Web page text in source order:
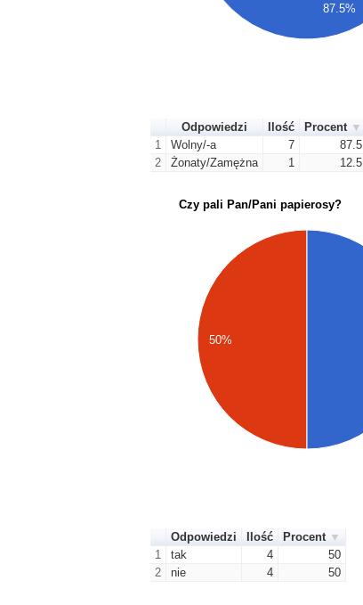
87.5%
Odpowiedzi Ilość
Procent
1
Wolny/-a 7
87.5
2
Żonaty/Zamężna 1 12.5
Czy pali Pan/Pani papierosy?
50%
Odpowiedzi Ilość
Procent
1
tak 4
50
2
nie 4 50